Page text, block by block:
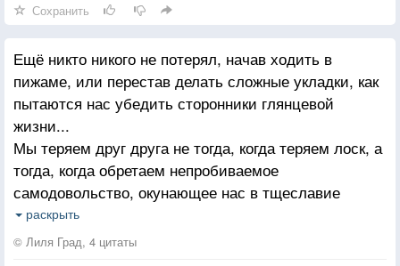
Сохранить
Ещё никто никого не потерял, начав ходить в
пижаме, или перестав делать сложные укладки, как
пытаются нас убедить сторонники глянцевой
жизни...
Мы теряем друг друга не тогда, когда теряем лоск, а
тогда, когда обретаем непробиваемое
самодовольство, окунающее нас в тщеславие
думать, будто никто и никуда от нас не денется...
Мы теряем друг друга, зимуя под одной крышей, но
раскрыть
© Лиля Град, 4 цитаты